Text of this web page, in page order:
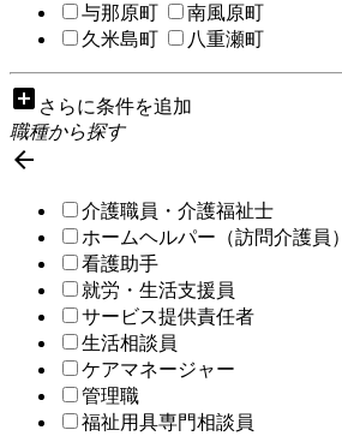
与那原町
南風原町
久米島町
八重瀬町
add_box さらに条件を追加
職種から探す

介護職員・介護福祉士
ホームヘルパー（訪問介護員）
看護助手
就労・生活支援員
サービス提供責任者
生活相談員
ケアマネージャー
管理職
福祉用具専門相談員